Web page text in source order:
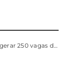
emprego em Ponta Grossa